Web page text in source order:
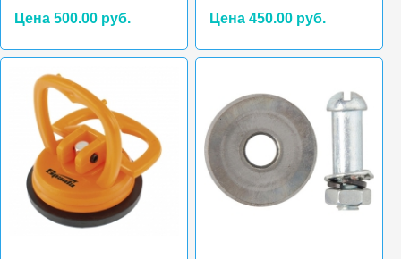
Цена 500.00 руб. Цена 450.00 руб.